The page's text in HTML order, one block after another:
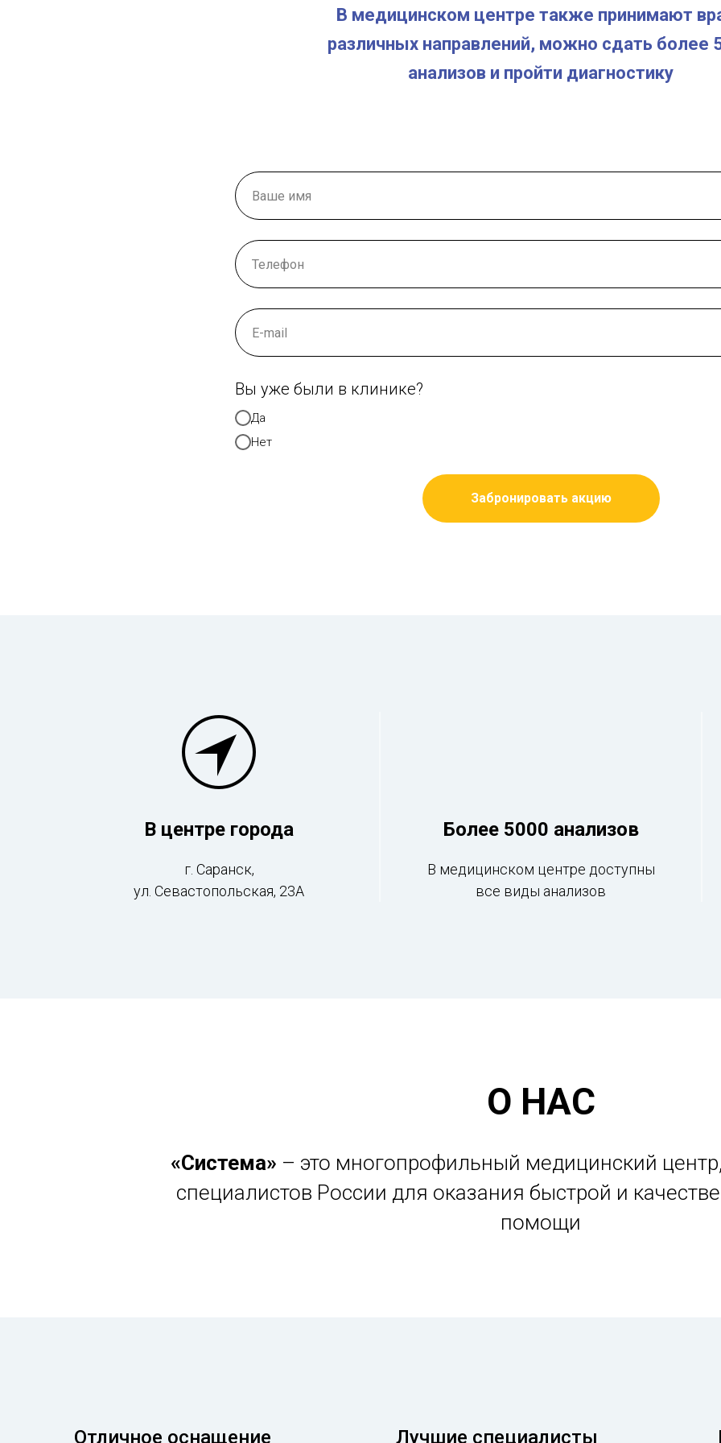
В медицинском центре также принимают
различных направлений, можно сдать более
анализов и пройти диагностику
Вы уже были в клинике?
Да
Нет
Забронировать акцию
В центре города
г. Саранск,
ул. Севастопольская, 23А
Более 5000 анализов
В медицинском центре доступны
все виды анализов
О НАС
«Система» – это многопрофильный медицинский
специалистов России для оказания быстрой и
помощи
Отличное оснащение Лучшие специалисты